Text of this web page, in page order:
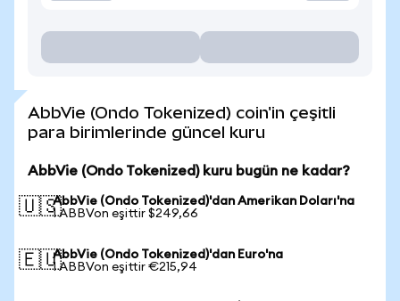
AbbVie (Ondo Tokenized) coin'in çeşitli
para birimlerinde güncel kuru
AbbVie (Ondo Tokenized) kuru bugün ne kadar?
🇺🇸AbbVie (Ondo Tokenized)'dan Amerikan Doları'na
1 ABBVon eşittir $249,66
🇪🇺AbbVie (Ondo Tokenized)'dan Euro'na
1 ABBVon eşittir €215,94